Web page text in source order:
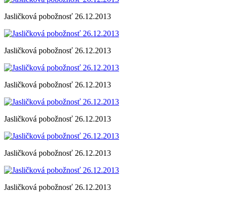
Jasličková pobožnosť 26.12.2013
Jasličková pobožnosť 26.12.2013
Jasličková pobožnosť 26.12.2013
Jasličková pobožnosť 26.12.2013
Jasličková pobožnosť 26.12.2013
Jasličková pobožnosť 26.12.2013